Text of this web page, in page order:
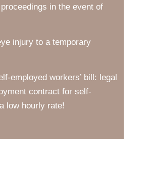
in the event of
injury to a temporary
employed workers’ bill: legal
contract for self-
low hourly rate!